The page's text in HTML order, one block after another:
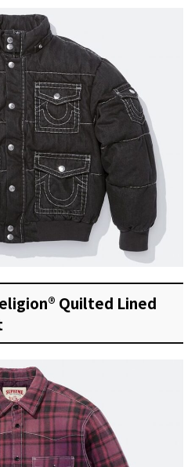
Quilted Lined